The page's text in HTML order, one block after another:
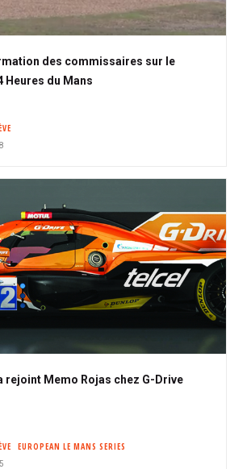
des commissaires sur le
Heures du Mans
rejoint Memo Rojas chez G-Drive
EUROPEAN LE MANS SERIES